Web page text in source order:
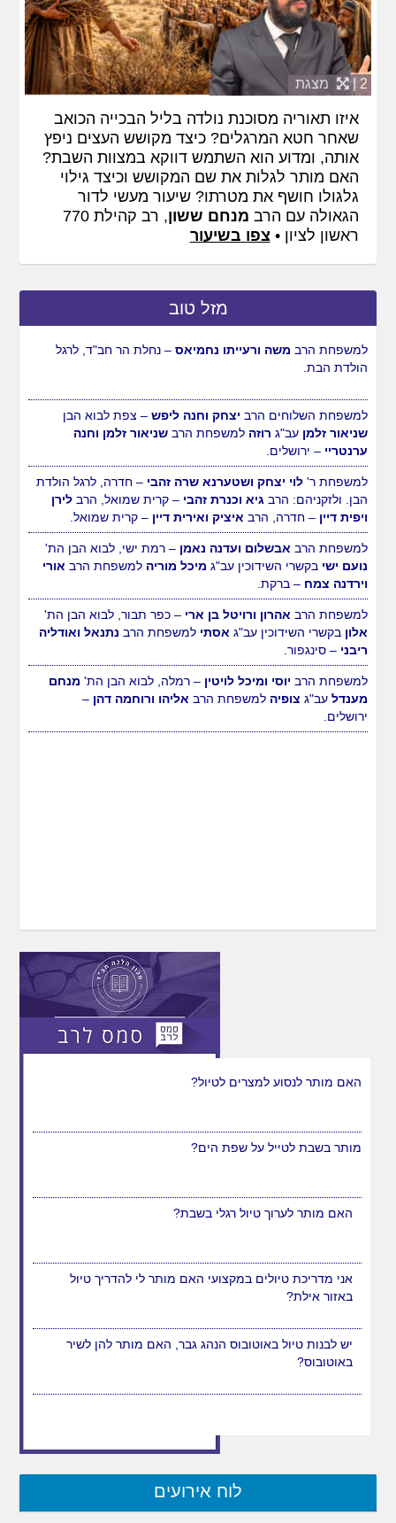
2 | מצגת
איזו תאוריה מסוכנת נולדה בליל הבכייה הכואב
שאחר חטא המרגלים? כיצד מקושש העצים ניפץ
אותה, ומדוע הוא השתמש דווקא במצוות השבת?
האם מותר לגלות את שם המקושש וכיצד גילוי
גלגולו חושף את מטרתו? שיעור מעשי לדור
הגאולה עם הרב מנחם ששון
, רב קהילת 770
ראשון לציון • צפו בשיעור
מזל טוב
למשפחת הרב משה ורעייתו נחמיאס – נחלת הר חב"ד, לרגל
הולדת הבת.
למשפחת השלוחים הרב יצחק וחנה ליפש – צפת לבוא הבן
שניאור זלמן עב"ג רוזה למשפחת הרב שניאור זלמן וחנה
ערנטריי – ירושלים.
למשפחת ר'לוי יצחק ושטערנא שרה זהבי – חדרה, לרגל הולדת
הבן. ולזקניהם: הרב גיא וכנרת זהבי – קרית שמואל, הרב לירן
ויפית דיין – חדרה, הרב איציק ואירית דיין – קרית שמואל.
למשפחת הרב אבשלום ועדנה נאמן – רמת ישי, לבוא הבן הת'
נועם ישי בקשרי השידוכין עב"ג מיכל מוריה למשפחת הרב אורי
וירדנה צמח – ברקת.
למשפחת הרב אהרון ורויטל בן ארי – כפר תבור, לבוא הבן הת'
אלון בקשרי השידוכין עב"ג אסתי למשפחת הרב נתנאל ואודליה
ריבני – סינגפור.
למשפחת הרב יוסי ומיכל לויטין – רמלה, לבוא הבן הת' מנחם
מענדל עב"ג צופיה למשפחת הרב אליהו ורוחמה דהן –
ירושלים.
האם מותר לנסוע למצרים לטיול?
מותר בשבת לטייל על שפת הים?
האם מותר לערוך טיול רגלי בשבת?
אני מדריכת טיולים במקצועי האם מותר לי להדריך טיול
באזור אילת?
יש לבנות טיול באוטובוס הנהג גבר, האם מותר להן לשיר
באוטובוס?
לוח אירועים